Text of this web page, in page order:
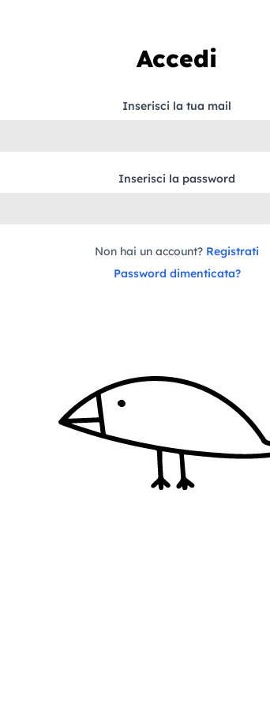
Accedi
Inserisci la tua mail
Inserisci la password
Non hai un account? Registrati
Password dimenticata?